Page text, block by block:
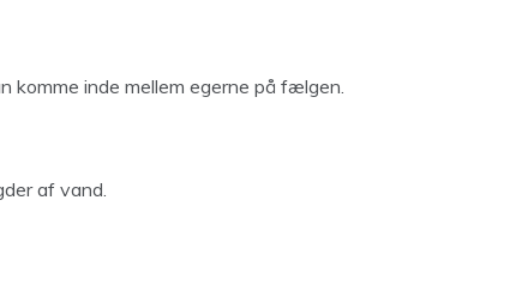
inde mellem egerne på fælgen.
af vand.